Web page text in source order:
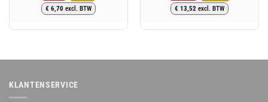
Oorspronkelijke
prijs
€ 9,73.
Huidige
prijs
€ 8,11.
€ 6,70 excl. BTW
Oorspronkelijke
prijs
€ 19,99.
Huidige
prijs
€ 16,36.
€ 13,52 excl. BTW
KLANTENSERVICE